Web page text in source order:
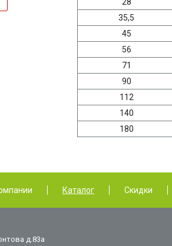
35,5
45
56
71
90
112
140
180
Каталог Скидки
д.83а